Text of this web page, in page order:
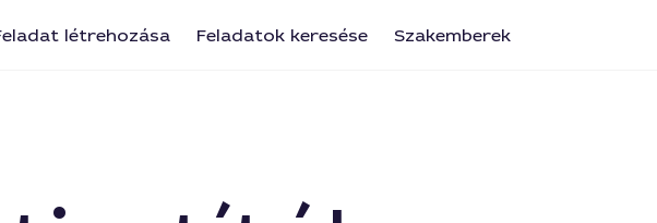
létrehozása Feladatok keresése Szakemberek